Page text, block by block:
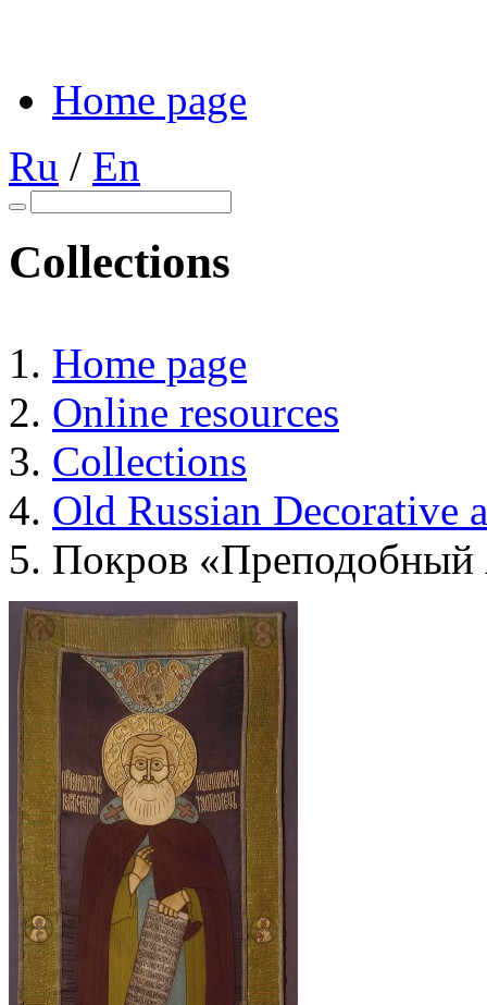
Home page
Ru / En
Collections
Home page
Online resources
Collections
Old Russian Decorative
Покров «Преподобный